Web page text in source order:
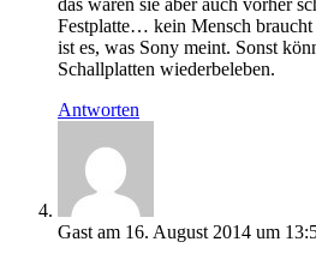
Festplatte… kein Mensch
ist es, was Sony meint. Sonst
Schallplatten wiederbeleben.
Antworten
Gast am 16. August 2014 um